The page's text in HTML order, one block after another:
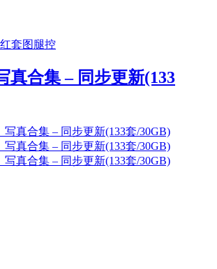
套图腿控
真合集 – 同步更新(133